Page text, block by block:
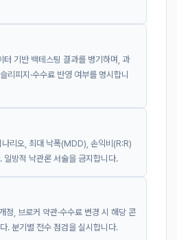
터 기반 백테스팅 결과를 병기하며, 과
피지·수수료 반영 여부를 명시합니
리오, 최대 낙폭(MDD), 손익비(R:R)
일방적 낙관론 서술을 금지합니다.
정, 브로커 약관·수수료 변경 시 해당 콘
. 분기별 전수 점검을 실시합니다.